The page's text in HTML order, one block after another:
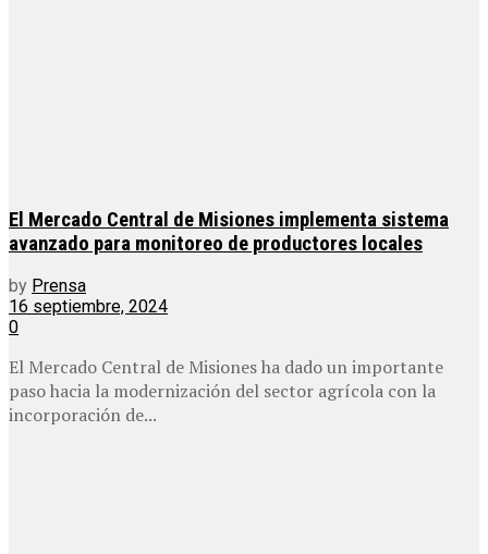
El Mercado Central de Misiones implementa sistema
avanzado para monitoreo de productores locales
by Prensa
16 septiembre, 2024
0
El Mercado Central de Misiones ha dado un importante
paso hacia la modernización del sector agrícola con la
incorporación de...